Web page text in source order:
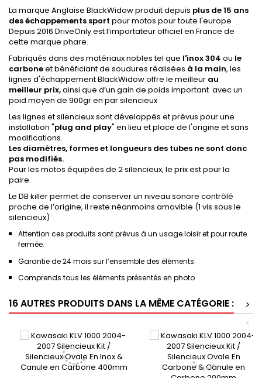
La marque Anglaise BlackWidow produit depuis plus de 15 ans
des échappements sport pour motos pour toute l'europe
Depuis 2016 DriveOnly est l’importateur officiel en France de
cette marque phare.
Fabriqués dans des matériaux nobles tel que l'inox 304 ou le
carboneet bénéficiant de soudures réalisées à la main, les
lignes d'échappement BlackWidow offre le meilleur au
meilleur prix,ainsi que d’un gain de poids important avec un
poid moyen de 900gr en par silencieux
Les lignes et silencieux sont développés et prévus pour une
installation "plug and play" en lieu et place de l'origine et sans
modifications.
Les diamètres, formes et longueurs des tubes ne sont donc
pas modifiés.
Pour les motos équipées de 2 silencieux, le prix est pour la
paire.
Le DB killer permet de conserver un niveau sonore contrôlé
proche de l’origine, il reste néanmoins amovible (1 vis sous le
silencieux)
Attention ces produits sont prévus à un usage loisir et pour route
fermée.
Garantie de 24 mois sur l’ensemble des éléments.
Comprends tous les éléments présentés en photo
16 AUTRES PRODUITS DANS LA MÊME CATÉGORIE :
>
<